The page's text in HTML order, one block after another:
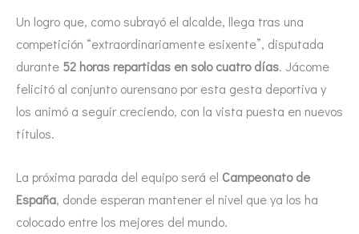
Un logro que, como subrayó el alcalde, llega tras una
competición “extraordinariamente esixente”, disputada
durante 52 horas repartidas en solo cuatro días. Jácome
felicitó al conjunto ourensano por esta gesta deportiva y
los animó a seguir creciendo, con la vista puesta en nuevos
títulos.
La próxima parada del equipo será el Campeonato de
España, donde esperan mantener el nivel que ya los ha
colocado entre los mejores del mundo.